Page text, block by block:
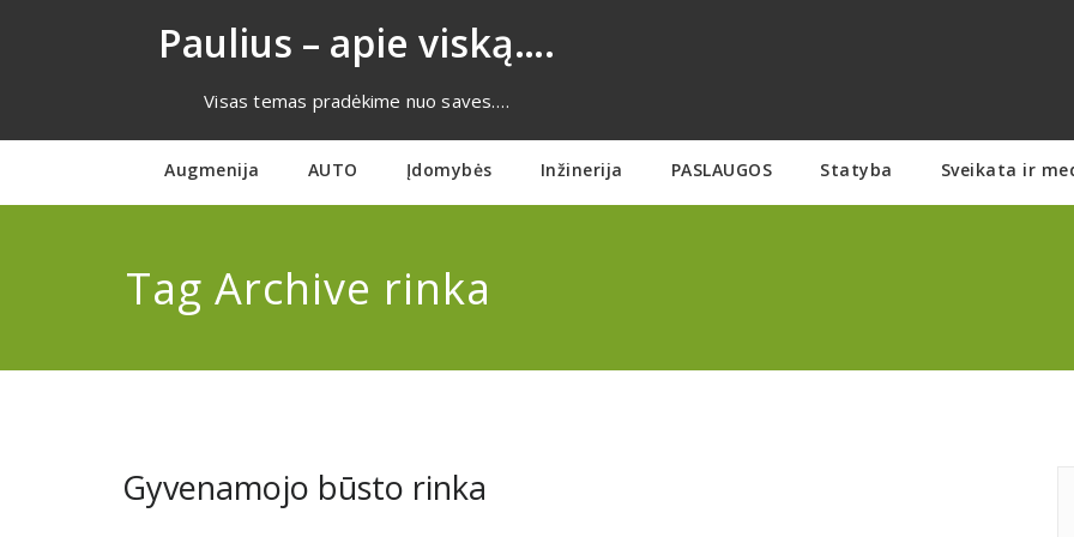
Paulius – apie viską….
Visas temas pradėkime nuo saves….
Augmenija AUTO Įdomybės Inžinerija PASLAUGOS Statyba Sveikata ir
Tag Archive rinka
Gyvenamojo būsto rinka